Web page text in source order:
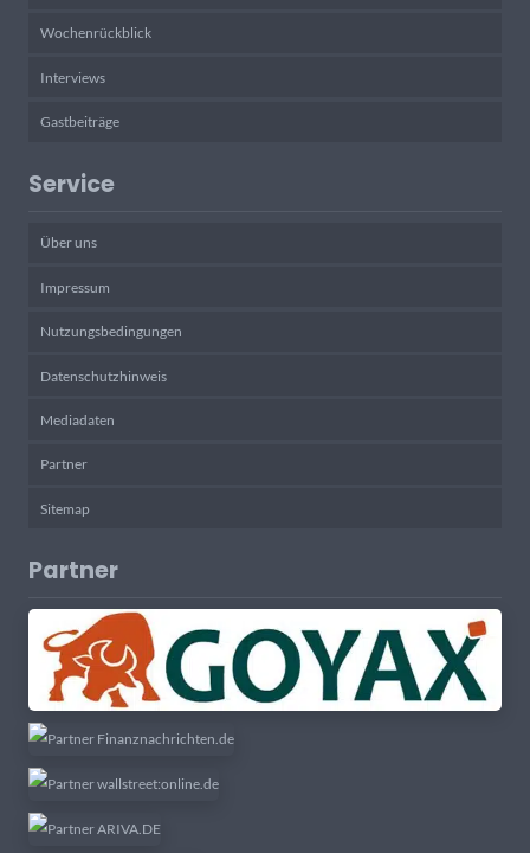
Wochenrückblick
Interviews
Gastbeiträge
Service
Über uns
Impressum
Nutzungsbedingungen
Datenschutzhinweis
Mediadaten
Partner
Sitemap
Partner